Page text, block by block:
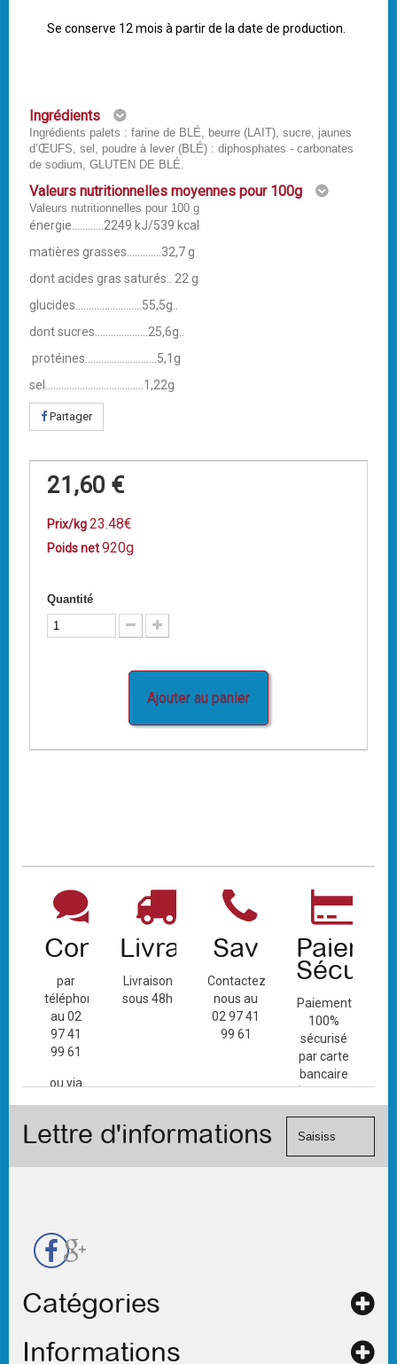
Se conserve 12 mois à partir de la date de production.
Ingrédients
Ingrédients palets : farine de BLÉ, beurre (LAIT), sucre, jaunes
d’ŒUFS, sel, poudre à lever (BLÉ) : diphosphates - carbonates
de sodium, GLUTEN DE BLÉ.
Valeurs nutritionnelles moyennes pour 100g
Valeurs nutritionnelles pour 100 g
énergie............2249 kJ/539 kcal
matières grasses.............32,7 g
dont acides gras saturés.. 22 g
glucides.........................55,5g..
dont sucres....................25,6g..
protéines...........................5,1g
sel.....................................1,22g
Partager
21,60 €
Prix/kg23.48€
Poids net920g
Quantité
Ajouter au panier
Contact
par
téléphone
au 02
97 41
99 61
ou via
de
Livraison
Livraison
sous 48h
Sav
Contactez-
nous au
02 97 41
99 61
Paiement
100%
sécurisé
par carte
bancaire
(Mastercard,
Visa, ...) et
Lettre d'informations
Catégories
Informations